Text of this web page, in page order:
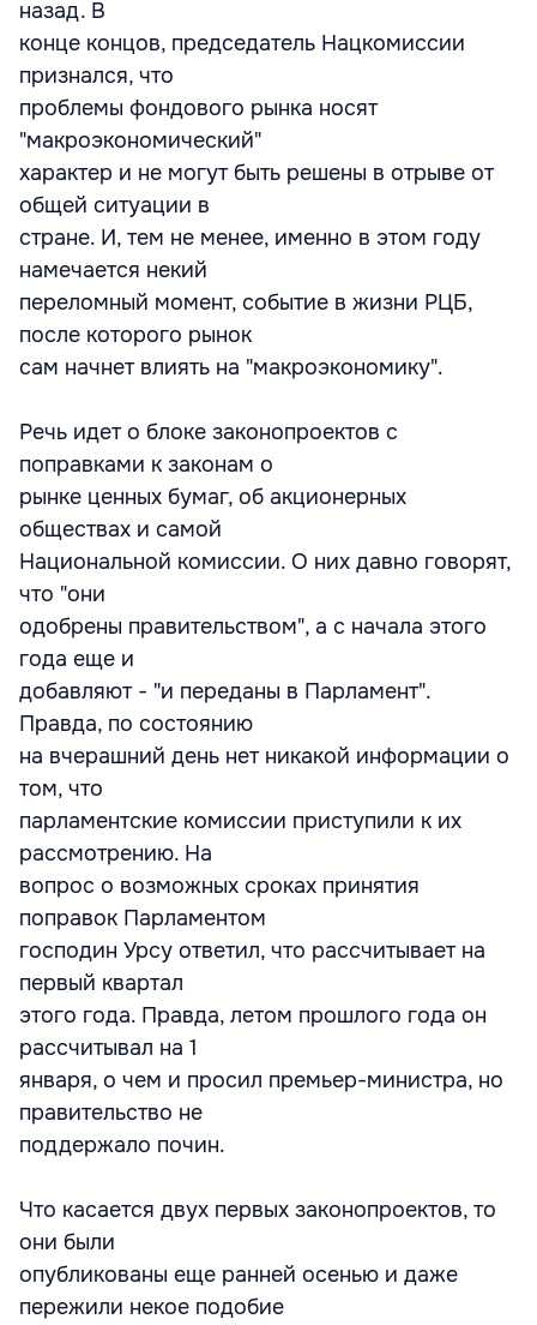
назад. В
конце концов, председатель Нацкомиссии
признался, что
проблемы фондового рынка носят
"макроэкономический"
характер и не могут быть решены в отрыве от
общей ситуации в
стране. И, тем не менее, именно в этом году
намечается некий
переломный момент, событие в жизни РЦБ,
после которого рынок
сам начнет влиять на "макроэкономику".
Речь идет о блоке законопроектов с
поправками к законам о
рынке ценных бумаг, об акционерных
обществах и самой
Национальной комиссии. О них давно говорят,
что "они
одобрены правительством", а с начала этого
года еще и
добавляют - "и переданы в Парламент".
Правда, по состоянию
на вчерашний день нет никакой информации о
том, что
парламентские комиссии приступили к их
рассмотрению. На
вопрос о возможных сроках принятия
поправок Парламентом
господин Урсу ответил, что рассчитывает на
первый квартал
этого года. Правда, летом прошлого года он
рассчитывал на 1
января, о чем и просил премьер-министра, но
правительство не
поддержало почин.
Что касается двух первых законопроектов, то
они были
опубликованы еще ранней осенью и даже
пережили некое подобие